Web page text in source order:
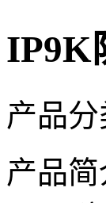
IP9K
产品分
产品简